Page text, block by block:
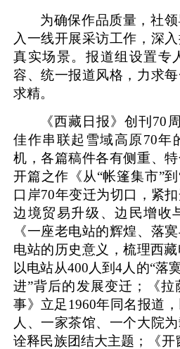
为确保作品质量，社
入一线开展采访工作，深
真实场景。报道组设置专
容、统一报道风格，力求
求精。
《西藏日报》创刊 70
佳作串联起雪域高原70年
机，各篇稿件各有侧重、
开篇之作《从“帐篷集市”
口岸70年变迁为切口，紧
边境贸易升级、边民增收
《一座老电站的辉煌、落
电站的历史意义，梳理西藏
以电站从400人到4人的“落
进”背后的发展变迁；《
事》立足1960年同名报道
人、一家茶馆、一个大院
诠释民族团结大主题；《开